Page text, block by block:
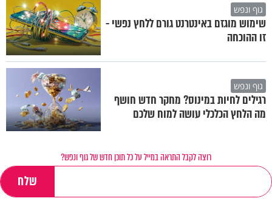
גוף ונפש
שימוש מוגזם באינטרנט גורם ללחץ נפשי -
זו ההוכחה
גוף ונפש
רגילים לחיות במינוס? מחקר חדש חושף
מה הלחץ הכלכלי עושה למוח שלכם
רוצה לקבל התראה במייל על כל תוכן חדש של גוף ונפש?